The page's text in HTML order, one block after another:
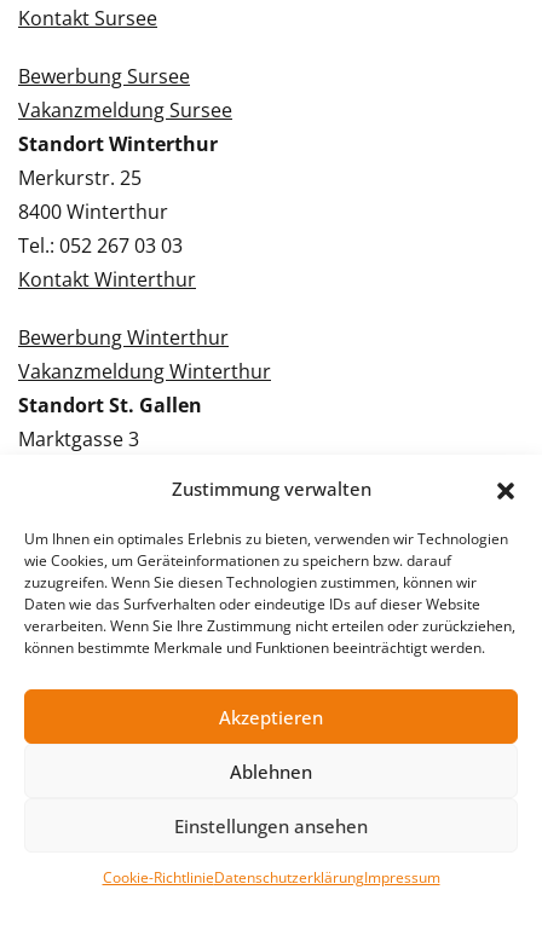
Zustimmung verwalten
Um Ihnen ein optimales Erlebnis zu bieten, verwenden wir Technologien
wie Cookies, um Geräteinformationen zu speichern bzw. darauf
zuzugreifen. Wenn Sie diesen Technologien zustimmen, können wir
Daten wie das Surfverhalten oder eindeutige IDs auf dieser Website
verarbeiten. Wenn Sie Ihre Zustimmung nicht erteilen oder zurückziehen,
können bestimmte Merkmale und Funktionen beeinträchtigt werden.
Akzeptieren
Ablehnen
Einstellungen ansehen
Cookie-RichtlinieDatenschutzerklärungImpressum
Kontakt Sursee
Bewerbung Sursee
Vakanzmeldung Sursee
Standort Winterthur
Merkurstr. 25
8400 Winterthur
Tel.: 052 267 03 03
Kontakt Winterthur
Bewerbung Winterthur
Vakanzmeldung Winterthur
Standort St. Gallen
Marktgasse 3
Kontakt St. Gallen
Bewerbung St. Gallen
Vakanzmeldung St. Gallen
© 2026 Stellentreff AG
Datenschutzerklärung